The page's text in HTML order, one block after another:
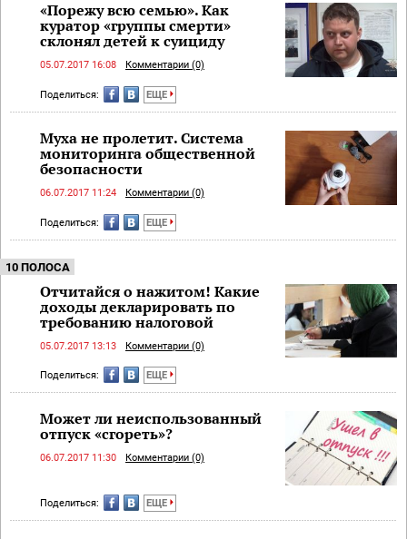
«Порежу всю семью». Как
куратор «группы смерти»
склонял детей к суициду
05.07.2017 16:08 Комментарии (0)
Поделиться: ЕЩЕ
Муха не пролетит. Система
мониторинга общественной
безопасности
06.07.2017 11:24 Комментарии (0)
Поделиться: ЕЩЕ
10 ПОЛОСА
Отчитайся о нажитом! Какие
доходы декларировать по
требованию налоговой
05.07.2017 13:13 Комментарии (0)
Поделиться: ЕЩЕ
Может ли неиспользованный
отпуск «сгореть»?
06.07.2017 11:30 Комментарии (0)
Поделиться: ЕЩЕ